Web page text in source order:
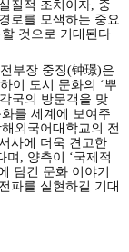
질적 조치이자, 중
로를 모색하는 중요
것으로 기대된다
부장 중징(钟璟)은
이 도시 문화의 ‘뿌
국의 방문객을 맞
를 세계에 보여주
외국어대학교의 전
사에 더욱 견고한
, 양측이 ‘국제적
담긴 문화 이야기
파를 실현하길 기대